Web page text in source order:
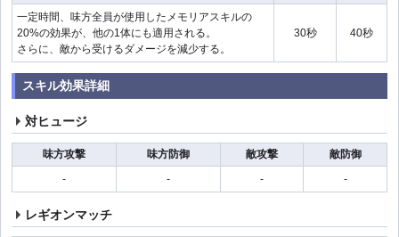
一定時間、味方全員が使用したメモリアスキルの
20%の効果が、他の1体にも適用される。
さらに、敵から受けるダメージを減少する。
30秒 40秒
スキル効果詳細
対ヒュージ
味方攻撃 味方防御 敵攻撃
敵防御
-
- - -
レギオンマッチ